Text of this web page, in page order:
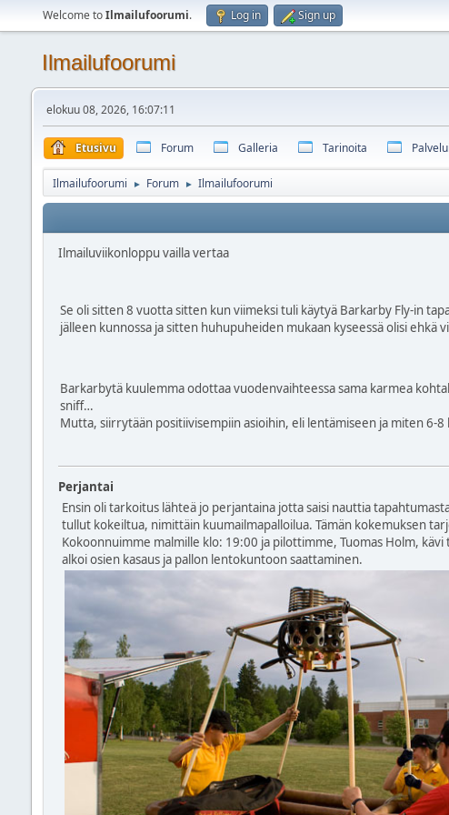
Welcome toIlmailufoorumi. Log in Sign up
Ilmailufoorumi
elokuu 08, 2026, 16:07:11
Etusivu Forum Galleria Tarinoita
Ilmailufoorumi ► Forum ► Ilmailufoorumi
Ilmailuviikonloppu vailla vertaa
Se oli sitten 8 vuotta sitten kun viimeksi tuli käytyä Barkarby Fly-in
jälleen kunnossa ja sitten huhupuheiden mukaan kyseessä olisi
Barkarbytä kuulemma odottaa vuodenvaihteessa sama karmea
sniff…
Mutta, siirrytään positiivisempiin asioihin, eli lentämiseen ja miten 6-
Perjantai
Ensin oli tarkoitus lähteä jo perjantaina jotta saisi nauttia
tullut kokeiltua, nimittäin kuumailmapalloilua. Tämän kokemuksen
Kokoonnuimme malmille klo: 19:00 ja pilottimme, Tuomas Holm,
alkoi osien kasaus ja pallon lentokuntoon saattaminen.